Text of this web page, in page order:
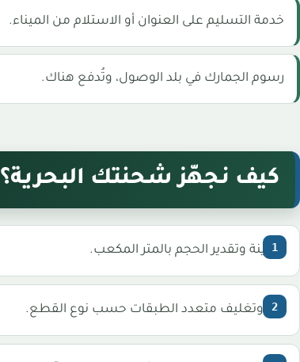
خدمة التسليم على العنوان أو الاستلام من الميناء.
رسوم الجمارك في بلد الوصول، وتُدفع هناك.
كيف نجهّز شحنتك البحرية؟
معاينة وتقدير الحجم بالمتر المكعب.
فك وتغليف متعدد الطبقات حسب نوع القطع.